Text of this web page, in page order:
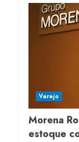
Varejo
Morena
estoque